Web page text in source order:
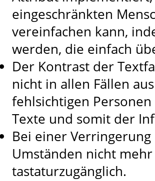
eingeschränkten
vereinfachen kann,
werden, die einfach
Der Kontrast der
nicht in allen Fällen
fehlsichtigen
Texte und somit der
Bei einer
Umständen nicht
tastaturzugänglich.